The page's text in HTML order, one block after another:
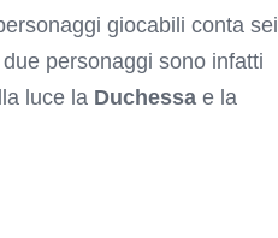
giocabili conta sei
personaggi sono infatti
luce la Duchessa e la